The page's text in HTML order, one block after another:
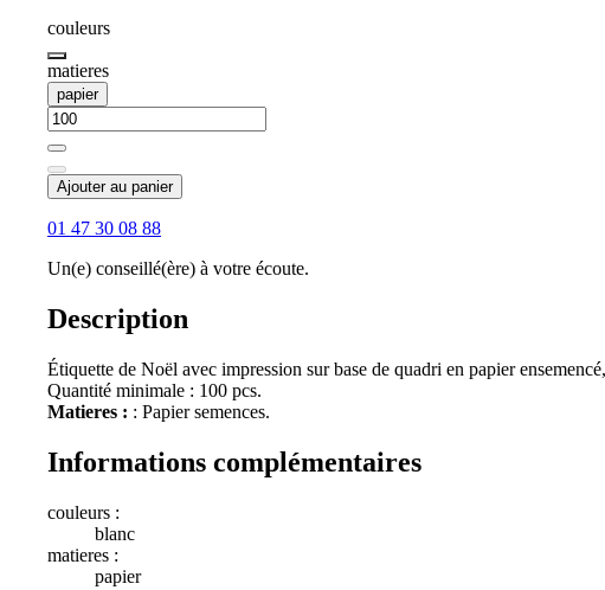
couleurs
matieres
papier
Ajouter au panier
01 47 30 08 88
Un(e) conseillé(ère) à votre écoute.
Description
Étiquette de Noël avec impression sur base de quadri en papier
Quantité minimale : 100 pcs.
Matieres : : Papier semences.
Informations complémentaires
couleurs :
blanc
matieres :
papier